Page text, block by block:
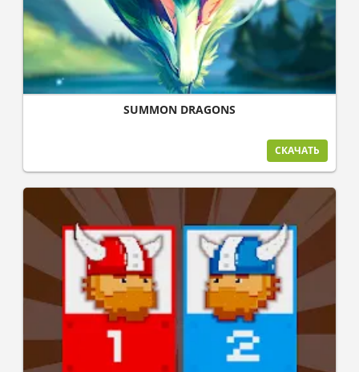
SUMMON DRAGONS
СКАЧАТЬ